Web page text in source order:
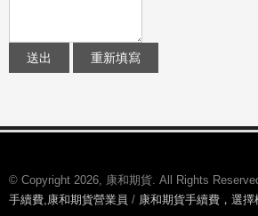
© Copyright 2026, 康和期貨. All Rights
手續費,康和期貨營業員 / 康和期貨手續費，選